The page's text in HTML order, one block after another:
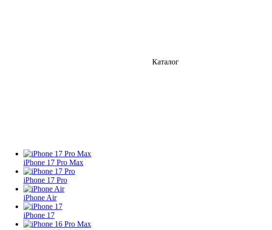
Каталог
iPhone 17 Pro Max
iPhone 17 Pro
iPhone Air
iPhone 17